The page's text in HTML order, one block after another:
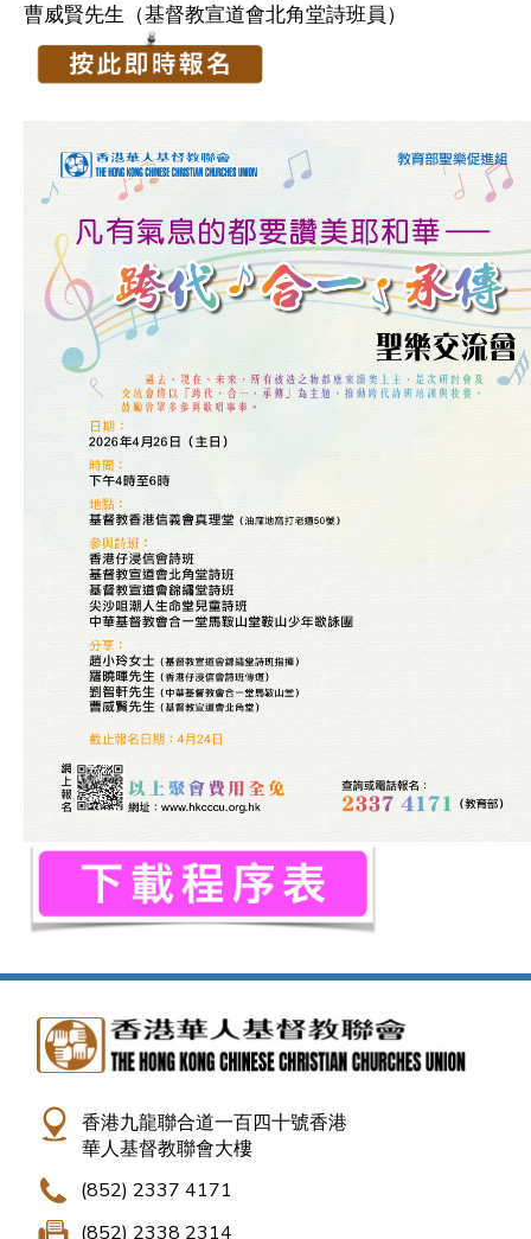
曹威賢先生（基督教宣道會北角堂詩班員）
香港九龍聯合道一百四十號香港
華人基督教聯會大樓
(852) 2337 4171
(852) 2338 2314